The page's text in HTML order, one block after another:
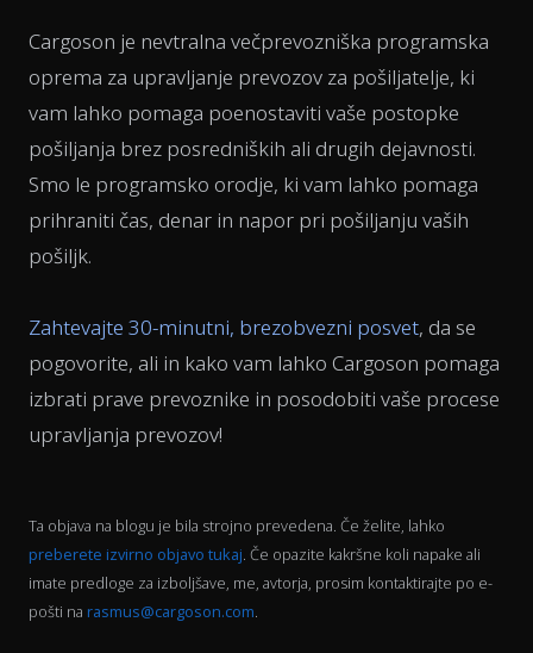
Cargoson je nevtralna večprevozniška programska
oprema za upravljanje prevozov za pošiljatelje, ki
vam lahko pomaga poenostaviti vaše postopke
pošiljanja brez posredniških ali drugih dejavnosti.
Smo le programsko orodje, ki vam lahko pomaga
prihraniti čas, denar in napor pri pošiljanju vaših
pošiljk.
Zahtevajte 30-minutni, brezobvezni posvet, da se
pogovorite, ali in kako vam lahko Cargoson pomaga
izbrati prave prevoznike in posodobiti vaše procese
upravljanja prevozov!
Ta objava na blogu je bila strojno prevedena. Če želite, lahko
preberete izvirno objavo tukaj. Če opazite kakršne koli napake ali
imate predloge za izboljšave, me, avtorja, prosim kontaktirajte po e-
pošti na rasmus@cargoson.com.